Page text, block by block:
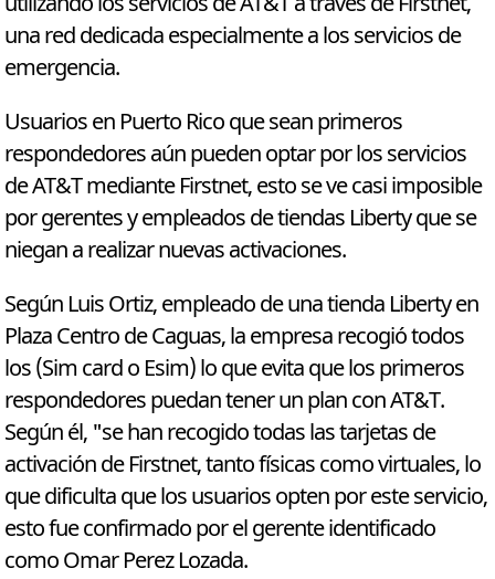
una red dedicada especialmente a los servicios de
emergencia.
Usuarios en Puerto Rico que sean primeros
respondedores aún pueden optar por los servicios
de AT&T mediante Firstnet, esto se ve casi imposible
por gerentes y empleados de tiendas Liberty que se
niegan a realizar nuevas activaciones.
Según Luis Ortiz, empleado de una tienda Liberty en
Plaza Centro de Caguas, la empresa recogió todos
los (Sim card o Esim) lo que evita que los primeros
respondedores puedan tener un plan con AT&T.
Según él, "se han recogido todas las tarjetas de
activación de Firstnet, tanto físicas como virtuales, lo
que dificulta que los usuarios opten por este servicio,
esto fue confirmado por el gerente identificado
como Omar Perez Lozada.